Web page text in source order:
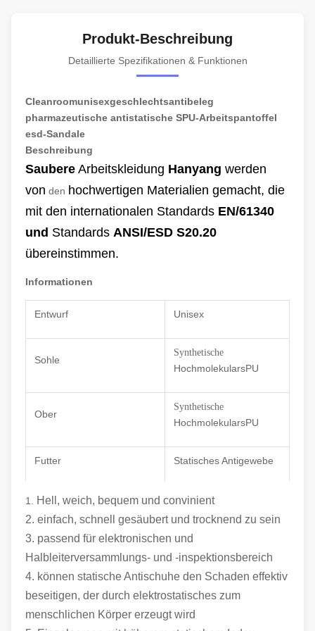
Produkt-Beschreibung
Detaillierte Spezifikationen & Funktionen
Cleanroomunisexgeschlechtsantibeleg
pharmazeutische antistatische SPU-Arbeitspantoffel
esd-Sandale
Beschreibung
Saubere Arbeitskleidung Hanyang werden
von den hochwertigen Materialien gemacht, die
mit den internationalen Standards EN/61340
und Standards ANSI/ESD S20.20
übereinstimmen.
Informationen
Entwurf Unisex
Sohle
Synthetische
HochmolekularsPU
Ober
Synthetische
HochmolekularsPU
Futter Statisches Antigewebe
Größe
35-46,48,50 (
11.5 (US), andere auf
Anfrage
1.
Hell, weich, bequem und convinient
2. einfach, schnell gesäubert und trocknend zu sein
3. passend für elektronischen und
Halbleiterversammlungs- und -inspektionsbereich
4. können statische Antischuhe den Schaden effektiv
beseitigen, der durch elektrostatisches zum
menschlichen Körper erzeugt wird